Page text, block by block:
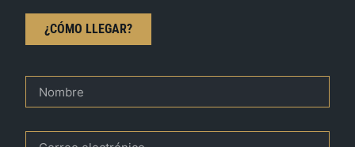
¿CÓMO LLEGAR?